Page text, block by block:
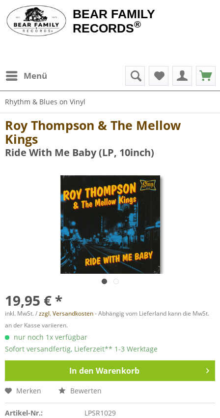
BEAR FAMILY
RECORDS®
Menü
Rhythm & Blues on Vinyl
Roy Thompson & The Mellow
Kings
Ride With Me Baby (LP, 10inch)
19,95 € *
inkl. MwSt. /zzgl. Versandkosten- Abhängig vom Lieferland kann die MwSt.
an der Kasse variieren.
nur noch 1x verfügbar
Sofort versandfertig, Lieferzeit** 1-3 Werktage
In den Warenkorb
Merken Bewerten
Artikel-Nr.:
LPSR1029